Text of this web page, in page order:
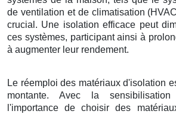
de ventilation et de climatisation
crucial. Une isolation efficace peut
ces systèmes, participant ainsi à
à augmenter leur rendement.
Le réemploi des matériaux d'isolation
montante. Avec la sensibilisation
l'importance de choisir des